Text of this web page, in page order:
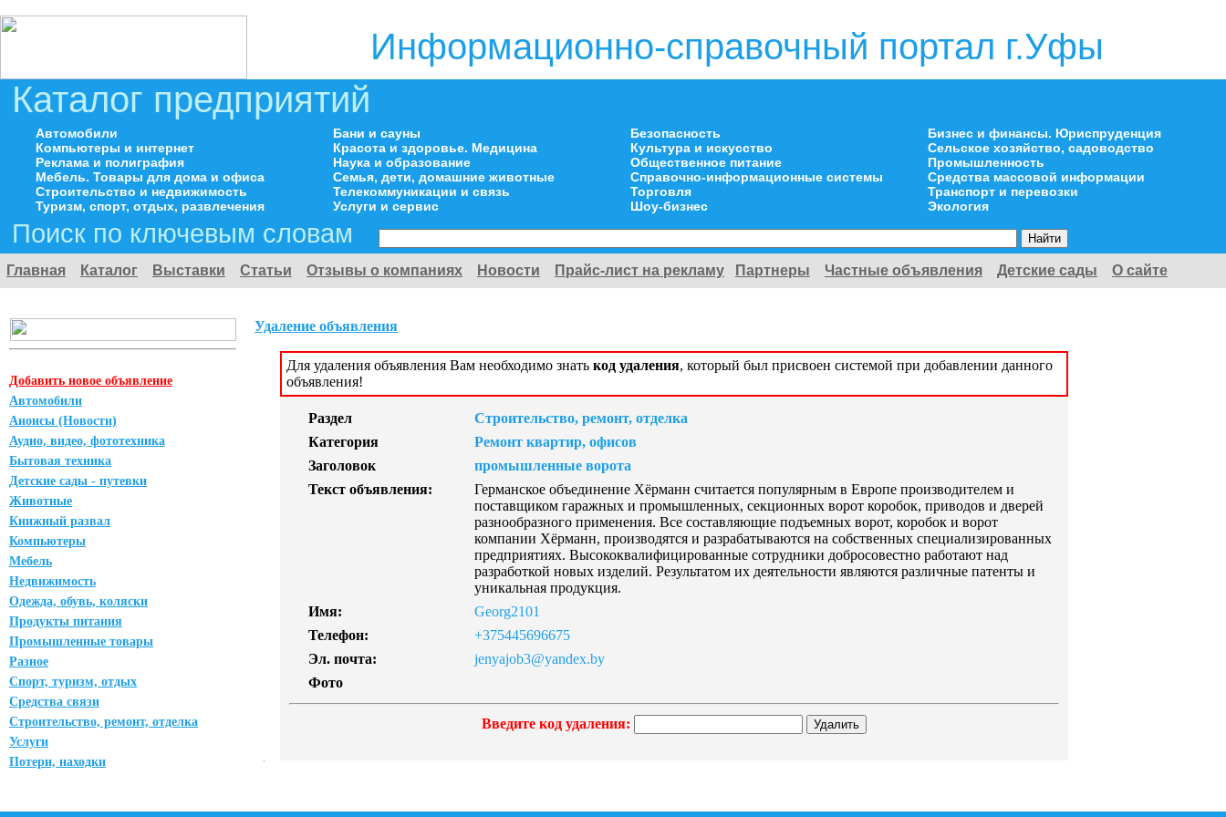
Информационно-справочный портал г.Уфы
Каталог предприятий
Автомобили
Компьютеры и интернет
Реклама и полиграфия
Мебель. Товары для дома и офиса
Строительство и недвижимость
Туризм, спорт, отдых, развлечения
Бани и сауны
Красота и здоровье. Медицина
Наука и образование
Семья, дети, домашние животные
Телекоммуникации и связь
Услуги и сервис
Безопасность
Культура и искусство
Общественное питание
Справочно-информационные системы
Торговля
Шоу-бизнес
Бизнес и финансы. Юриспруденция
Сельское хозяйство, садоводство
Промышленность
Средства массовой информации
Транспорт и перевозки
Экология
Поиск по ключевым словам
Главная Каталог Выставки Статьи Отзывы о компаниях Новости Прайс-лист на рекламу Партнеры Частные объявления Детские сады О сайте
Добавить новое объявление
Автомобили
Анонсы (Новости)
Аудио, видео, фототехника
Бытовая техника
Детские сады - путевки
Животные
Книжный развал
Компьютеры
Мебель
Недвижимость
Одежда, обувь, коляски
Продукты питания
Промышленные товары
Разное
Спорт, туризм, отдых
Средства связи
Строительство, ремонт, отделка
Услуги
Потери, находки
Удаление объявления
Для удаления объявления Вам необходимо знать код удаления, который был присвоен системой при добавлении данного
объявления!
Раздел
Строительство, ремонт, отделка
Категория
Ремонт квартир, офисов
Заголовок
промышленные ворота
Текст объявления:
Германское объединение Хёрманн считается популярным в Европе производителем и
поставщиком гаражных и промышленных, секционных ворот коробок, приводов и дверей
разнообразного применения. Все составляющие подъемных ворот, коробок и ворот
компании Хёрманн, производятся и разрабатываются на собственных специализированных
предприятиях. Высококвалифицированные сотрудники добросовестно работают над
разработкой новых изделий. Результатом их деятельности являются различные патенты и
уникальная продукция.
Имя:
Georg2101
Телефон:
+375445696675
Эл. почта:
jenyajob3@yandex.by
Фото
Введите код удаления: